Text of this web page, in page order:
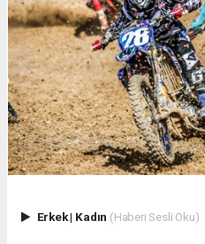
Erkek| Kadın (Haberi Sesli Oku)